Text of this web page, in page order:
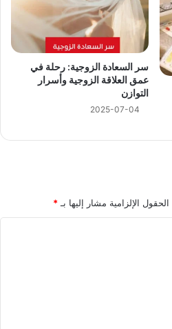
سر السعادة الزوجية: رحلة في
عمق العلاقة الزوجية وأسرار
التوازن
2025-07-04
الحقول الإلزامية مشار إليها بـ *